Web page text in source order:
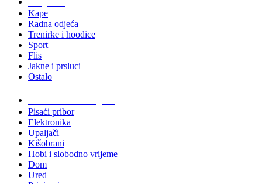
Kape
Radna odjeća
Trenirke i hoodice
Sport
Flis
Jakne i prsluci
Ostalo
Pisaći pribor
Elektronika
Upaljači
Kišobrani
Hobi i slobodno vrijeme
Dom
Ured